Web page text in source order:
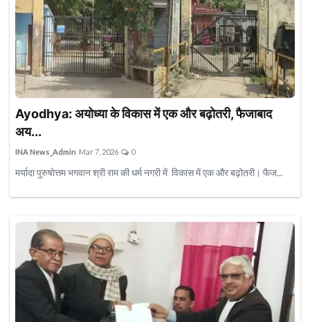
मैनपुरी न्यूज़
संभल न्यूज़
बलिया न्यूज़
देवबंद न्यूज़
कानपुर न्यूज़
अमरोहा न्यूज़
कासगंज न्यूज़
मथुरा न्यूज़
सहारनपुर न्यूज़
कन्नौज न्यूज़
Ayodhya: अयोध्या के विकास में एक और बढ़ोतरी, फैजाबाद
अय...
INA News_Admin Mar 7, 2026 0
मर्यादा पुरुषोत्तम भगवान श्री राम की धर्म नगरी में विकास में एक और बढ़ोतरी। फैज...